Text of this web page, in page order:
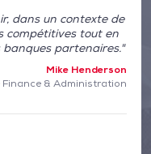
dans un contexte de
compétitives tout en
partenaires."
Mike Henderson
Finance & Administration